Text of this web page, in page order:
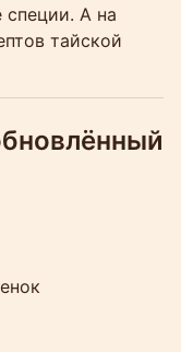
А на
тайской